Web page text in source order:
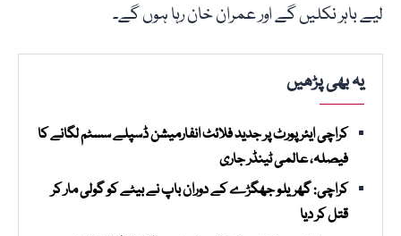
لیے باہر نکلیں گے اور عمران خان رہا ہوں گے۔
یہ بھی پڑھیں
کراچی ایئرپورٹ پر جدید فلائٹ انفارمیشن ڈسپلے سسٹم لگانے کا
فیصلہ، عالمی ٹینڈر جاری
کراچی: گھریلو جھگڑے کے دوران باپ نے بیٹے کو گولی مار کر
قتل کر دیا